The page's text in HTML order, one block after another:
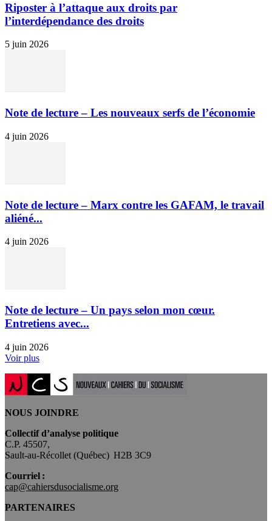
Riposter à l’attaque aux droits par
l’interdépendance des droits
5 juin 2026
Note de lecture – Les nouveaux serfs de l’économie
4 juin 2026
Note de lecture – Marx contre les GAFAM, le travail
aliéné...
4 juin 2026
Note de lecture – Un pays selon mon cœur.
Entretiens avec...
4 juin 2026
Voir plus
NOUS JOINDRE
Collectif d’analyse politique
C.P. 45507,
Sault-au-Récollet (Québec) H2B 3C9
Courriel :
cap@cahiersdusocialisme.org
PARTENAIRES